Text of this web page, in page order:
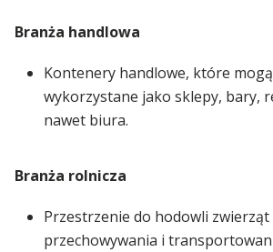
Branża handlowa
Kontenery handlowe, które
wykorzystane jako sklepy, bary,
nawet biura.
Branża rolnicza
Przestrzenie do hodowli zwierząt
przechowywania i